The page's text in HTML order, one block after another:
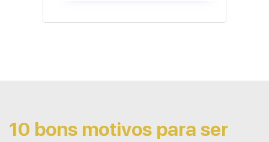
10 bons motivos para ser